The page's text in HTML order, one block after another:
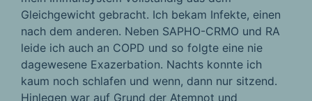
Gleichgewicht gebracht. Ich bekam Infekte, einen
nach dem anderen. Neben SAPHO-CRMO und RA
leide ich auch an COPD und so folgte eine nie
dagewesene Exazerbation. Nachts konnte ich
kaum noch schlafen und wenn, dann nur sitzend.
Hinlegen war auf Grund der Atemnot und